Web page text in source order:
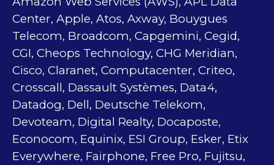
Center, Apple, Atos, Axway, Bouygues
Telecom, Broadcom, Capgemini, Cegid,
CGI, Cheops Technology, CHG Meridian,
Cisco, Claranet, Computacenter, Criteo,
Crosscall, Dassault Systèmes, Data4,
Datadog, Dell, Deutsche Telekom,
Devoteam, Digital Realty, Docaposte,
Econocom, Equinix, ESI Group, Esker, Etix
Everywhere, Fairphone, Free Pro, Fujitsu,